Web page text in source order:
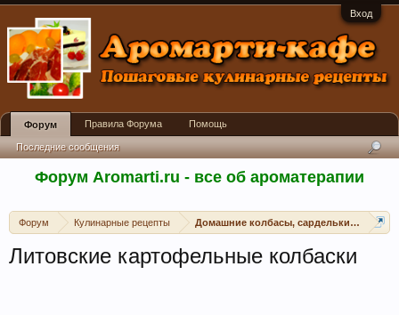
Вход
Форум Aromarti.ru - все об ароматерапии
Форум Кулинарные рецепты Домашние колбасы, сардельки, сосиски
Литовские картофельные колбаски
Форум
Последние сообщения
Правила Форума Помощь